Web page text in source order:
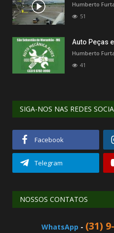
Humberto
51
Auto Peças
Humberto
41
SIGA-NOS NAS REDES
Facebook
Telegram
NOSSOS CONTATOS
WhatsApp - (31)